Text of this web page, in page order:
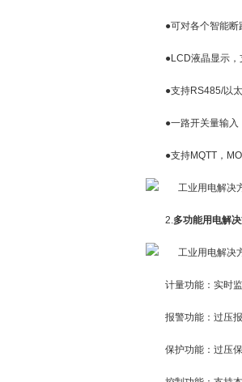
●可对各个智能断
●LCD液晶显示，
●支持RS485/以太
●一路开关量输入
●支持MQTT，
2.多功能用电解
计量功能：实时监
报警功能：过压报
保护功能：过压保